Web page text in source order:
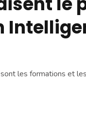
les formations et